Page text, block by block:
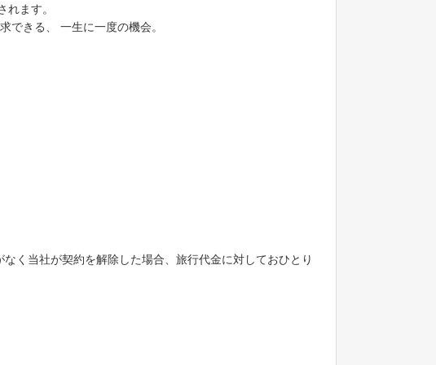
ます。
できる、 一生に一度の機会。
く当社が契約を解除した場合、旅行代金に対しておひとり